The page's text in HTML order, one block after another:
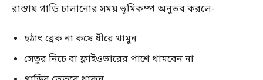
রাস্তায় গাড়ি চালানোর সময় ভূমিকম্প অনুভব করলে-
হঠাৎ ব্রেক না কষে ধীরে থামুন
সেতুর নিচে বা ফ্লাইওভারের পাশে থামবেন না